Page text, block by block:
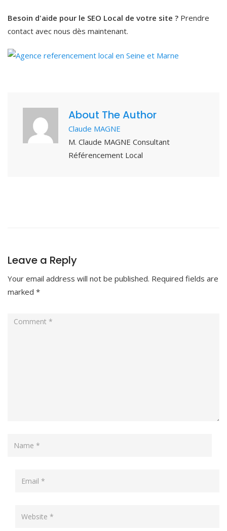
Besoin d'aide pour le SEO Local de votre site ? Prendre
contact avec nous dès maintenant.
About The Author
Claude MAGNE
M. Claude MAGNE Consultant
Référencement Local
Leave a Reply
Your email address will not be published. Required fields are
marked *